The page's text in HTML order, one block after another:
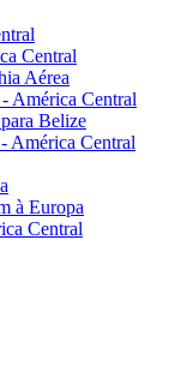
Central
Aérea
América Central
Belize
América Central
à Europa
Central